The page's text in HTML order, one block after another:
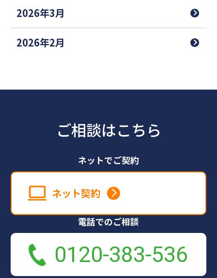
2026年3月
2026年2月
ご相談はこちら
ネットでご契約
ネット契約
電話でのご相談
0120-383-536